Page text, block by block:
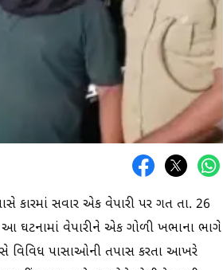
કારમાં સવાર એક વેપારી પર ગત તા. 26
આ ઘટનામાં વેપારીને એક ગોળી ખભાના ભાગે
વિવિધ પાસાઓની તપાસ કરતા આખરે